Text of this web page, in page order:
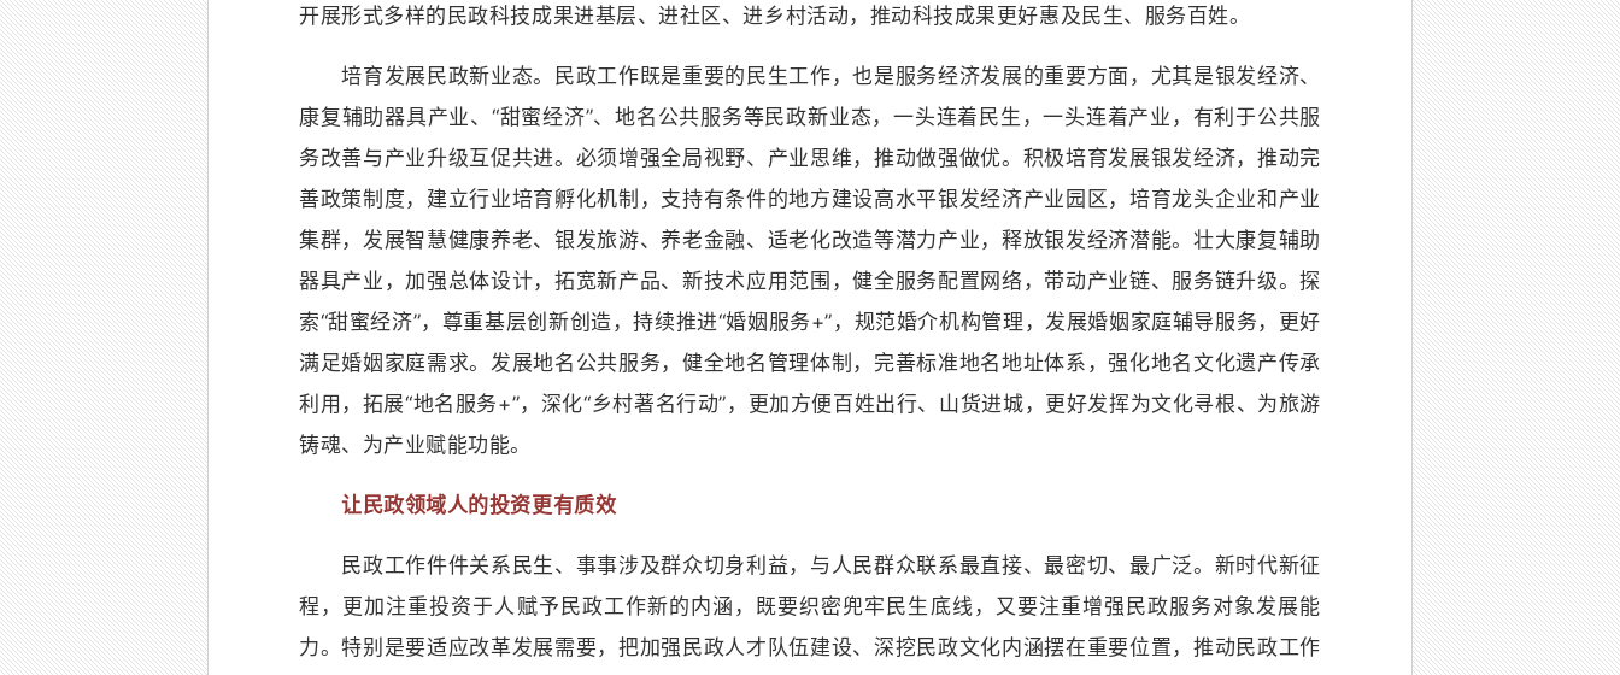
开展形式多样的民政科技成果进基层、进社区、进乡村活动，推动科技成果更好惠及民生、服务百姓。
培育发展民政新业态。民政工作既是重要的民生工作，也是服务经济发展的重要方面，尤其是银发经济、
康复辅助器具产业、“甜蜜经济”、地名公共服务等民政新业态，一头连着民生，一头连着产业，有利于公共服
务改善与产业升级互促共进。必须增强全局视野、产业思维，推动做强做优。积极培育发展银发经济，推动完
善政策制度，建立行业培育孵化机制，支持有条件的地方建设高水平银发经济产业园区，培育龙头企业和产业
集群，发展智慧健康养老、银发旅游、养老金融、适老化改造等潜力产业，释放银发经济潜能。壮大康复辅助
器具产业，加强总体设计，拓宽新产品、新技术应用范围，健全服务配置网络，带动产业链、服务链升级。探
索“甜蜜经济”，尊重基层创新创造，持续推进“婚姻服务+”，规范婚介机构管理，发展婚姻家庭辅导服务，更好
满足婚姻家庭需求。发展地名公共服务，健全地名管理体制，完善标准地名地址体系，强化地名文化遗产传承
利用，拓展“地名服务+”，深化“乡村著名行动”，更加方便百姓出行、山货进城，更好发挥为文化寻根、为旅游
铸魂、为产业赋能功能。
让民政领域人的投资更有质效
民政工作件件关系民生、事事涉及群众切身利益，与人民群众联系最直接、最密切、最广泛。新时代新征
程，更加注重投资于人赋予民政工作新的内涵，既要织密兜牢民生底线，又要注重增强民政服务对象发展能
力。特别是要适应改革发展需要，把加强民政人才队伍建设、深挖民政文化内涵摆在重要位置，推动民政工作